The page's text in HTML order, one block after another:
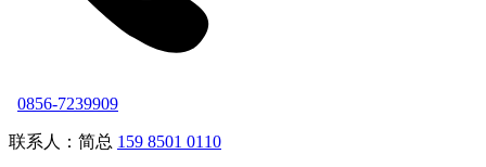
0856-7239909
联系人：简总 159 8501 0110